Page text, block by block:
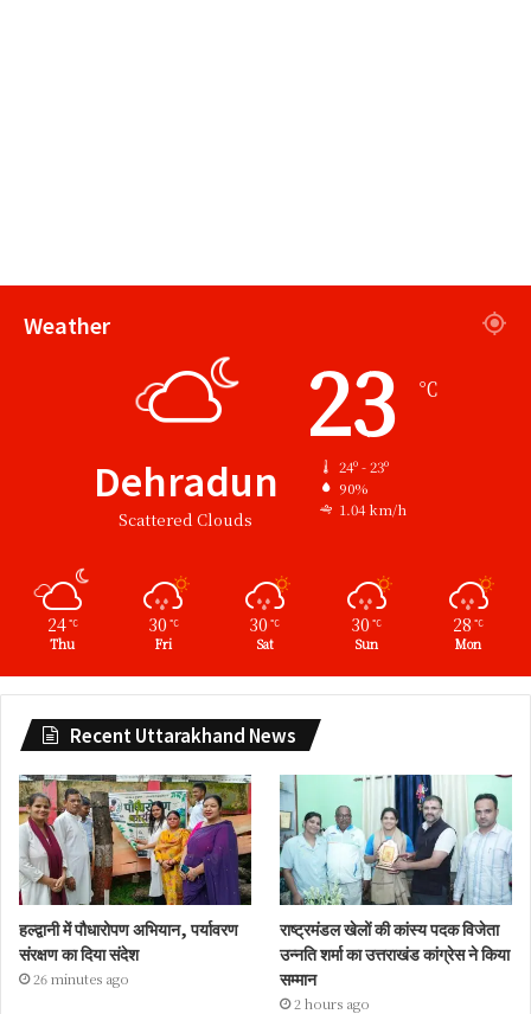
Weather
Dehradun
Scattered Clouds
23 ℃
24º - 23º
90%
1.04 km/h
24 ℃
Thu
30 ℃
Fri
30 ℃
Sat
30 ℃
Sun
28 ℃
Mon
Recent Uttarakhand News
हल्द्वानी में पौधारोपण अभियान, पर्यावरण
संरक्षण का दिया संदेश
26 minutes ago
राष्ट्रमंडल खेलों की कांस्य पदक विजेता
उन्नति शर्मा का उत्तराखंड कांग्रेस ने किया
सम्मान
2 hours ago